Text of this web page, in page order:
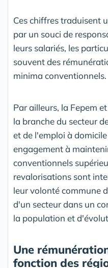
Ces chiffres traduisent
par un souci de
leurs salariés, les
souvent des
minima conventionnels.
Par ailleurs, la Fepem
la branche du secteur
et de l'emploi à
engagement à
conventionnels
revalorisations sont
leur volonté commune
d'un secteur dans un
la population et
Une
fonction des